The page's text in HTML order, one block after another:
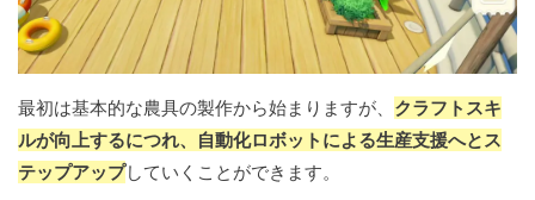
最初は基本的な農具の製作から始まりますが、 クラフトスキ
ルが向上するにつれ、自動化ロボットによる生産支援へとス
テップアップしていくことができます。